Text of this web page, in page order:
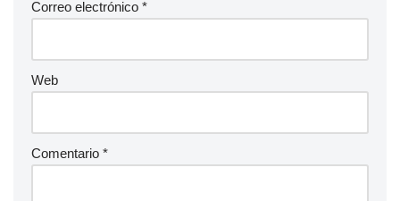
Correo electrónico *
Web
Comentario *